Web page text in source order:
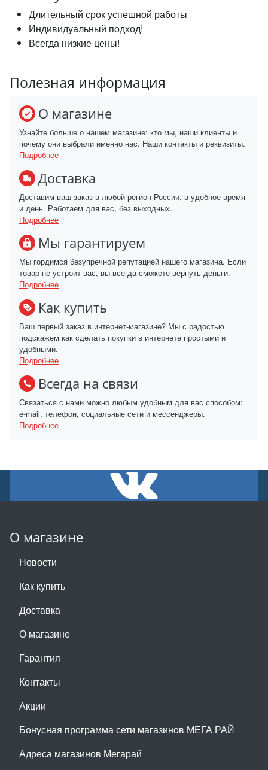
Длительный срок успешной работы
Индивидуальный подход!
Всегда низкие цены!
Полезная информация
О магазине
Узнайте больше о нашем магазине: кто мы, наши клиенты и
почему они выбрали именно нас. Наши контакты и реквизиты.
Подробнее
Доставка
Доставим ваш заказ в любой регион России, в удобное время
и день. Работаем для вас, без выходных.
Подробнее
Мы гарантируем
Мы гордимся безупречной репутацией нашего магазина. Если
товар не устроит вас, вы всегда сможете вернуть деньги.
Подробнее
Как купить
Ваш первый заказ в интернет-магазине? Мы с радостью
подскажем как сделать покупки в интернете простыми и
удобными.
Подробнее
Всегда на связи
Связаться с нами можно любым удобным для вас способом:
e-mail, телефон, социальные сети и мессенджеры.
Подробнее
О магазине
Новости
Как купить
Доставка
О магазине
Гарантия
Контакты
Акции
Бонусная программа сети магазинов МЕГА РАЙ
Адреса магазинов Мегарай